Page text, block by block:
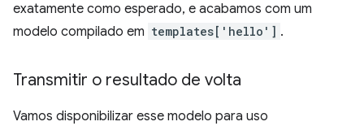
exatamente como esperado, e acabamos com um
modelo compilado em templates['hello'] .
Transmitir o resultado de volta
Vamos disponibilizar esse modelo para uso